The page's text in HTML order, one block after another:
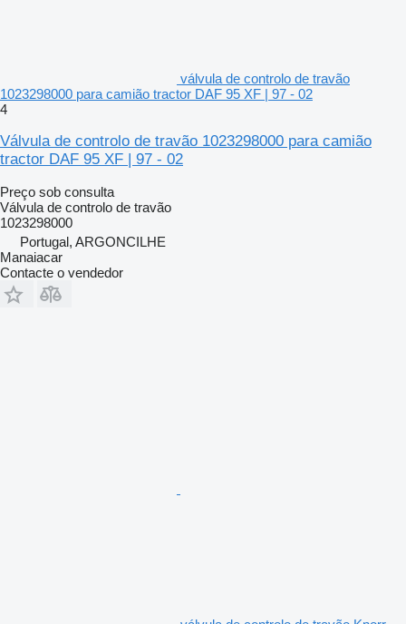
válvula de controlo de travão
1023298000 para camião tractor DAF 95 XF | 97 - 02
4
Válvula de controlo de travão 1023298000 para camião
tractor DAF 95 XF | 97 - 02
Preço sob consulta
Válvula de controlo de travão
1023298000
Portugal, ARGONCILHE
Manaiacar
Contacte o vendedor